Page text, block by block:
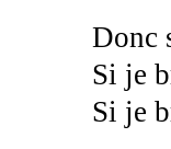
Donc
Si je
Si je